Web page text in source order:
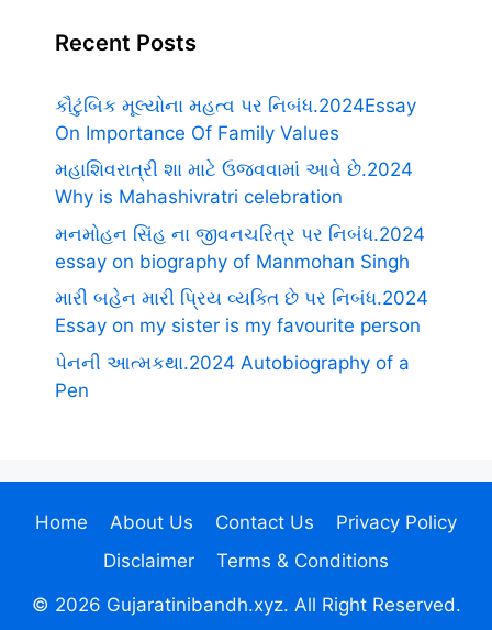
Recent Posts
કૌટુંબિક મૂલ્યોના મહત્વ પર નિબંધ.2024Essay
On Importance Of Family Values
મહાશિવરાત્રી શા માટે ઉજવવામાં આવે છે.2024
Why is Mahashivratri celebration
મનમોહન સિંહ ના જીવનચરિત્ર પર નિબંધ.2024
essay on biography of Manmohan Singh
મારી બહેન મારી પ્રિય વ્યક્તિ છે પર નિબંધ.2024
Essay on my sister is my favourite person
પેનની આત્મકથા.2024 Autobiography of a
Pen
Home About Us Contact Us
Privacy Policy
Disclaimer
Terms & Conditions
© 2026 Gujaratinibandh.xyz. All Right Reserved.